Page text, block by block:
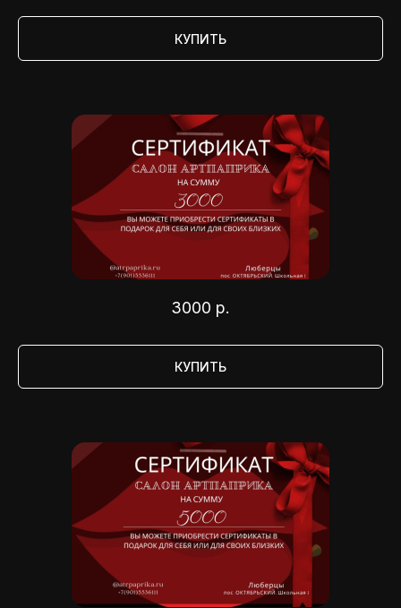
КУПИТЬ
3000 р.
КУПИТЬ